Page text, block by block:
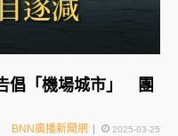
倡「機場城市」 團
BNN廣播新聞網 2025-03-25